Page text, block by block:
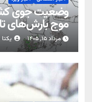
موج بارش‌های
مرداد ۱۵, ۱۴۰۵